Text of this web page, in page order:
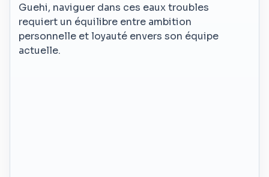
Guehi, naviguer dans ces eaux troubles
requiert un équilibre entre ambition
personnelle et loyauté envers son équipe
actuelle.